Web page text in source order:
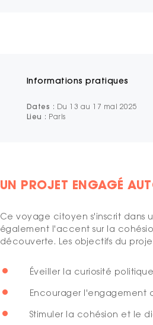
Informations pratiques
Dates : Du 13 au 17 mai 2025
Lieu : Paris
UN PROJET ENGAGÉ
Ce voyage citoyen s'inscrit dans
également l'accent sur la
découverte. Les objectifs du
Éveiller la curiosité
Encourager l'engagement
Stimuler la cohésion et le